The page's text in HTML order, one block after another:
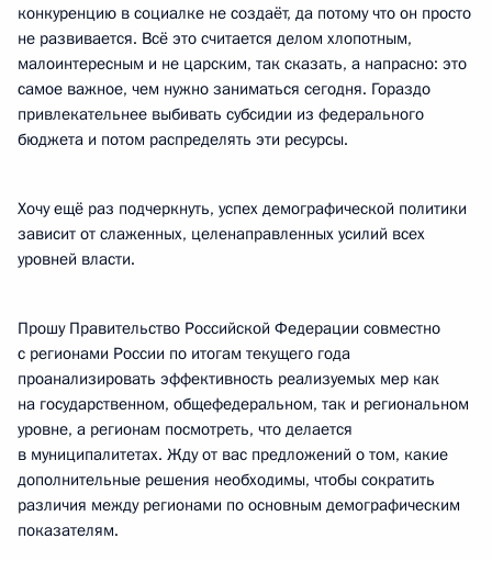
конкуренцию в социалке не создаёт, да потому что он просто
не развивается. Всё это считается делом хлопотным,
малоинтересным и не царским, так сказать, а напрасно: это
самое важное, чем нужно заниматься сегодня. Гораздо
привлекательнее выбивать субсидии из федерального
бюджета и потом распределять эти ресурсы.
Хочу ещё раз подчеркнуть, успех демографической политики
зависит от слаженных, целенаправленных усилий всех
уровней власти.
Прошу Правительство Российской Федерации совместно
с регионами России по итогам текущего года
проанализировать эффективность реализуемых мер как
на государственном, общефедеральном, так и региональном
уровне, а регионам посмотреть, что делается
в муниципалитетах. Жду от вас предложений о том, какие
дополнительные решения необходимы, чтобы сократить
различия между регионами по основным демографическим
показателям.